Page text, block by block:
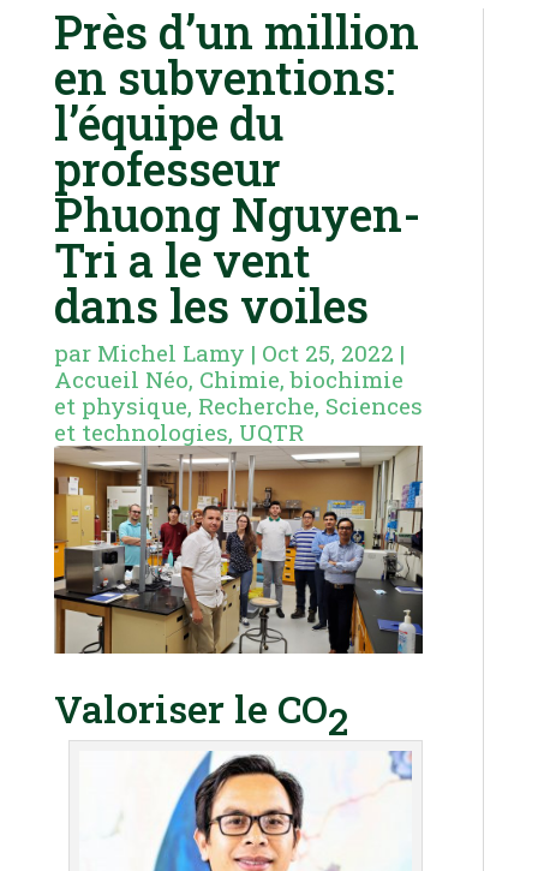
Près d’un million
en subventions:
l’équipe du
professeur
Phuong Nguyen-
Tri a le vent
dans les voiles
par Michel Lamy | Oct 25, 2022 |
Accueil Néo, Chimie, biochimie
et physique, Recherche, Sciences
et technologies, UQTR
Valoriser le CO2